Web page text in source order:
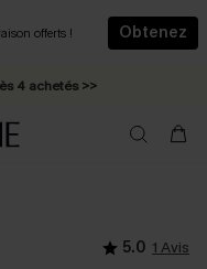
offerts !
Obtenez
ouvrés >>
4 achetés >>
5.0 1 Avis